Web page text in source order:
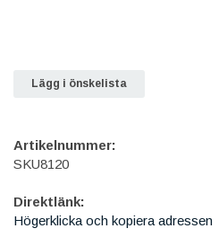
Lägg i önskelista
Artikelnummer:
SKU8120
Direktlänk:
Högerklicka och kopiera adressen